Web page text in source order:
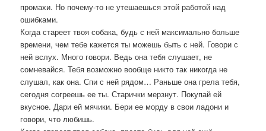
промахи. Но почему-то не утешаешься этой работой над
ошибками.
Когда стареет твоя собака, будь с ней максимально больше
времени, чем тебе кажется ты можешь быть с ней. Говори с
ней вслух. Много говори. Ведь она тебя слушает, не
сомневайся. Тебя возможно вообще никто так никогда не
слушал, как она. Спи с ней рядом… Раньше она грела тебя,
сегодня согреешь ее ты. Старички мерзнут. Покупай ей
вкусное. Дари ей мячики. Бери ее морду в свои ладони и
говори, что любишь.